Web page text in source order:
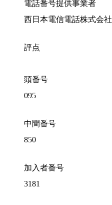
電話番号提供事業者
西日本電信電話株式会社
評点
頭番号
095
中間番号
850
加入者番号
3181